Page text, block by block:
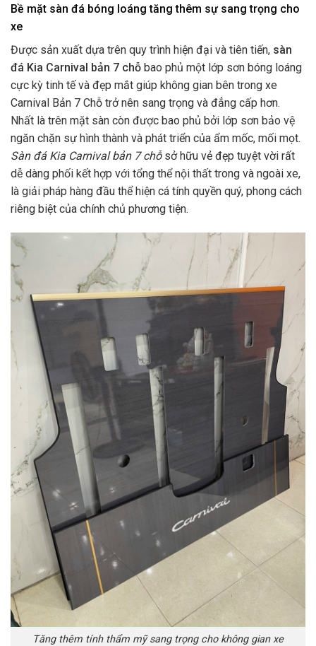
Bề mặt sàn đá bóng loáng tăng thêm sự sang trọng cho
xe
Được sản xuất dựa trên quy trình hiện đại và tiên tiến, sàn
đá Kia Carnival bản 7 chỗ bao phủ một lớp sơn bóng loáng
cực kỳ tinh tế và đẹp mắt giúp không gian bên trong xe
Carnival Bản 7 Chỗ trở nên sang trọng và đẳng cấp hơn.
Nhất là trên mặt sàn còn được bao phủ bởi lớp sơn bảo vệ
ngăn chặn sự hình thành và phát triển của ẩm mốc, mối mọt.
Sàn đá Kia Carnival bản 7 chỗ sở hữu vẻ đẹp tuyệt vời rất
dễ dàng phối kết hợp với tổng thể nội thất trong và ngoài xe,
là giải pháp hàng đầu thể hiện cá tính quyền quý, phong cách
riêng biệt của chính chủ phương tiện.
Tăng thêm tính thẩm mỹ sang trọng cho không gian xe